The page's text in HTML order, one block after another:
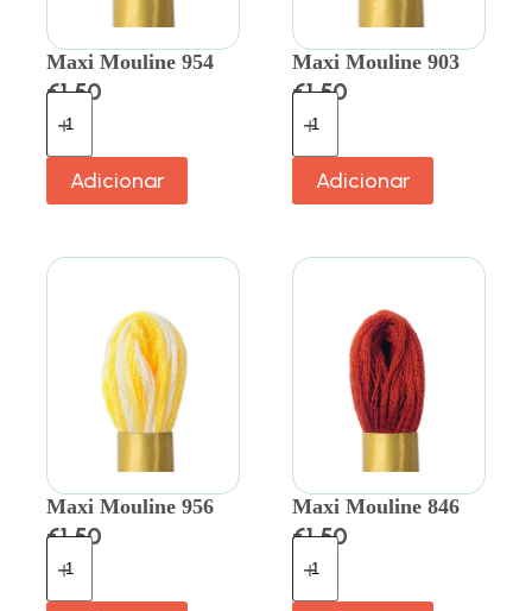
Maxi Mouline 954
€1.50
Adicionar
Maxi Mouline 903
€1.50
Adicionar
Maxi Mouline 956
€1.50
Maxi Mouline 846
€1.50